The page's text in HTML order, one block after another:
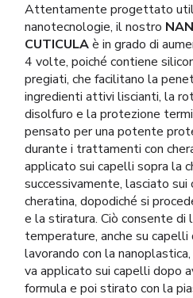
Attentamente progettato
nanotecnologie, il nostro
CUTICULAè in grado di
4 volte, poiché contiene
pregiati, che facilitano la
ingredienti attivi liscianti, la
disolfuro e la protezione
pensato per una potente
durante i trattamenti con
applicato sui capelli sopra la
successivamente, lasciato
cheratina, dopodiché si
e la stiratura. Ciò consente di
temperature, anche su capelli
lavorando con la
va applicato sui capelli dopo
formula e poi stirato con la